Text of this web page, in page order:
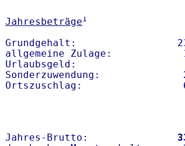
Jahresbeträge1
Grundgehalt:
allgemeine Zulage:
Urlaubsgeld:
Sonderzuwendung:
Ortszuschlag:
Jahres-Brutto: